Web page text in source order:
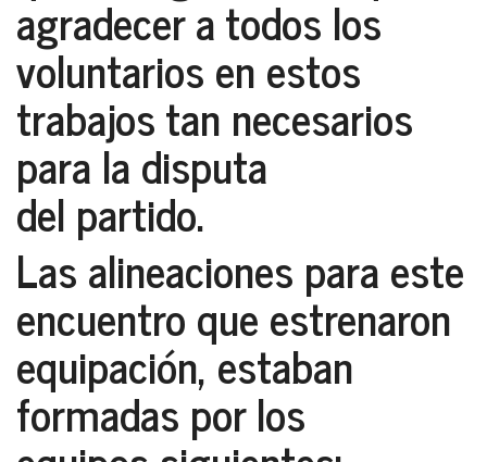
agradecer a todos los
voluntarios en estos
trabajos tan necesarios
para la disputa
del partido.
Las alineaciones para este
encuentro que estrenaron
equipación, estaban
formadas por los